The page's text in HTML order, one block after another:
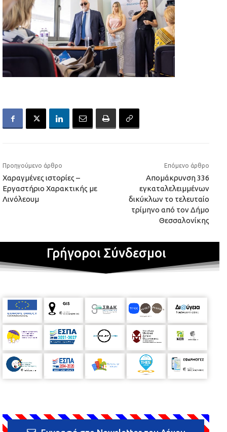
Προηγούμενο άρθρο
Χαραγμένες ιστορίες –
Εργαστήριο Χαρακτικής με
Λινόλεουμ
Επόμενο άρθρο
Απομάκρυνση 336
εγκαταλελειμμένων
δικύκλων το τελευταίο
τρίμηνο από τον Δήμο
Θεσσαλονίκης
Γρήγοροι Σύνδεσμοι